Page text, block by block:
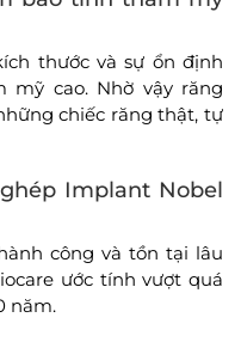
thước và sự ổn định
mỹ cao. Nhờ vậy răng
chiếc răng thật, tự
Implant Nobel
công và tồn tại lâu
ước tính vượt quá
năm.